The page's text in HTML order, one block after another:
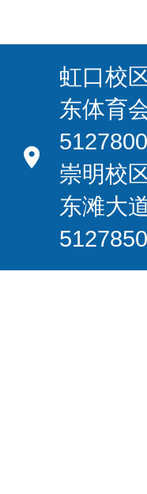
虹口校
东体育
崇明校
东滩大